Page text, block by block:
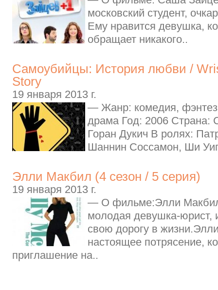
московский студент,
Ему нравится девушка,
обращает никакого..
Самоубийцы: История любви /
Story
19 января 2013 г.
— Жанр: комедия,
драма Год: 2006
Горан Дукич В ролях:
Шаннин Соссамон, Ши
Элли Макбил (4 сезон / 5 серия)
19 января 2013 г.
— О фильме:Элли
молодая девушка-
свою дорогу в
настоящее потрясение,
приглашение на..